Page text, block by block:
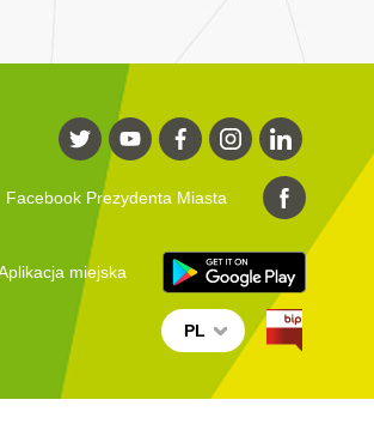
Facebook Prezydenta Miasta
miejska
PL